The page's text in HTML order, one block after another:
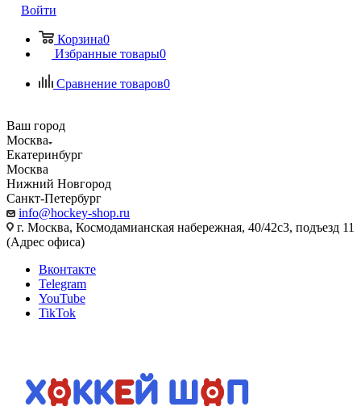
Войти
Корзина0
Избранные товары0
Сравнение товаров0
Ваш город
Москва
Екатеринбург
Москва
Нижний Новгород
Санкт-Петербург
info@hockey-shop.ru
г. Москва, Космодамианская набережная, 40/42с3, подъезд 11
(Адрес офиса)
Вконтакте
Telegram
YouTube
TikTok